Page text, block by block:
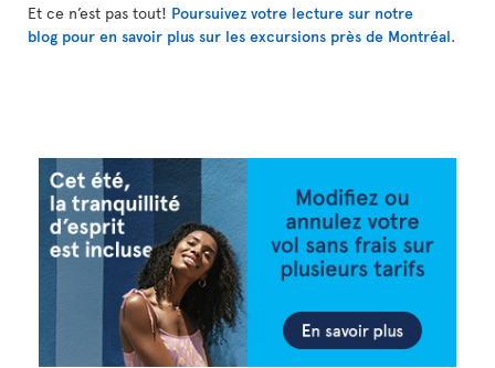
Et ce n’est pas tout! Poursuivez votre lecture sur notre
blog pour en savoir plus sur les excursions près de Montréal.